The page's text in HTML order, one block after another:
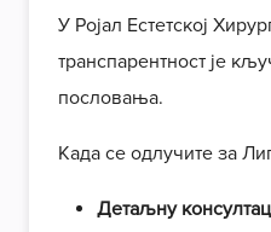
У Ројал Естетској
транспарентност је
пословања.
Када се одлучите за
Детаљну